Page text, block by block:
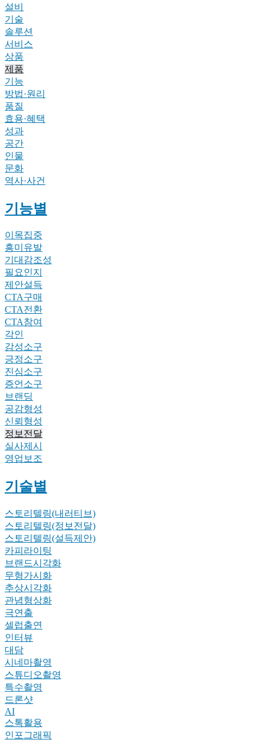
설비
기술
솔루션
서비스
상품
제품
기능
방법·원리
품질
효용·혜택
성과
공간
인물
문화
역사·사건
기능별
이목집중
흥미유발
기대감조성
필요인지
제안설득
CTA구매
CTA전환
CTA참여
각인
감성소구
긍정소구
진심소구
증언소구
브랜딩
공감형성
신뢰형성
정보전달
실사제시
영업보조
기술별
스토리텔링(내러티브)
스토리텔링(정보전달)
스토리텔링(설득제안)
카피라이팅
브랜드시각화
무형가시화
추상시각화
관념형상화
극연출
셀럽출연
인터뷰
대담
시네마촬영
스튜디오촬영
특수촬영
드론샷
AI
스톡활용
인포그래픽